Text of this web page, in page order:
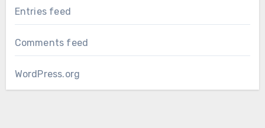
Entries feed
Comments feed
WordPress.org